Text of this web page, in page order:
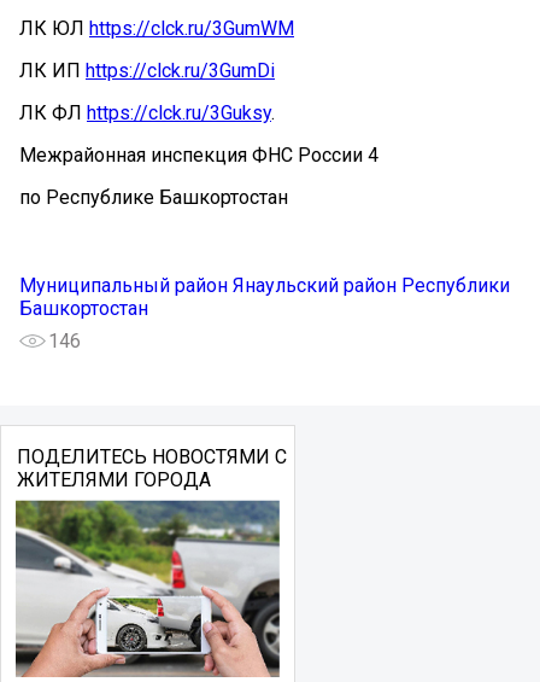
ЛК ЮЛ https://clck.ru/3GumWM
ЛК ИП https://clck.ru/3GumDi
ЛК ФЛ https://clck.ru/3Guksy.
Межрайонная инспекция ФНС России 4
по Республике Башкортостан
Муниципальный район Янаульский район Республики
Башкортостан
146
ПОДЕЛИТЕСЬ НОВОСТЯМИ С
ЖИТЕЛЯМИ ГОРОДА